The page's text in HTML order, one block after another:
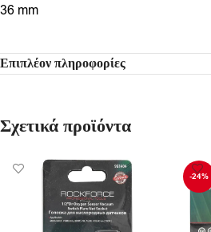
36 mm
Επιπλέον πληροφορίες
Σχετικά προϊόντα
-24%